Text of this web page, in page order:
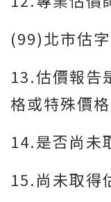
(99)北市估
13.估價報告
格或特殊價
14.是否尚未
15.尚未取得